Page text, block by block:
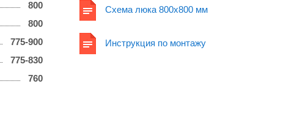
800
800
775-900
775-830
760
Схема люка 800x800 мм
Инструкция по монтажу